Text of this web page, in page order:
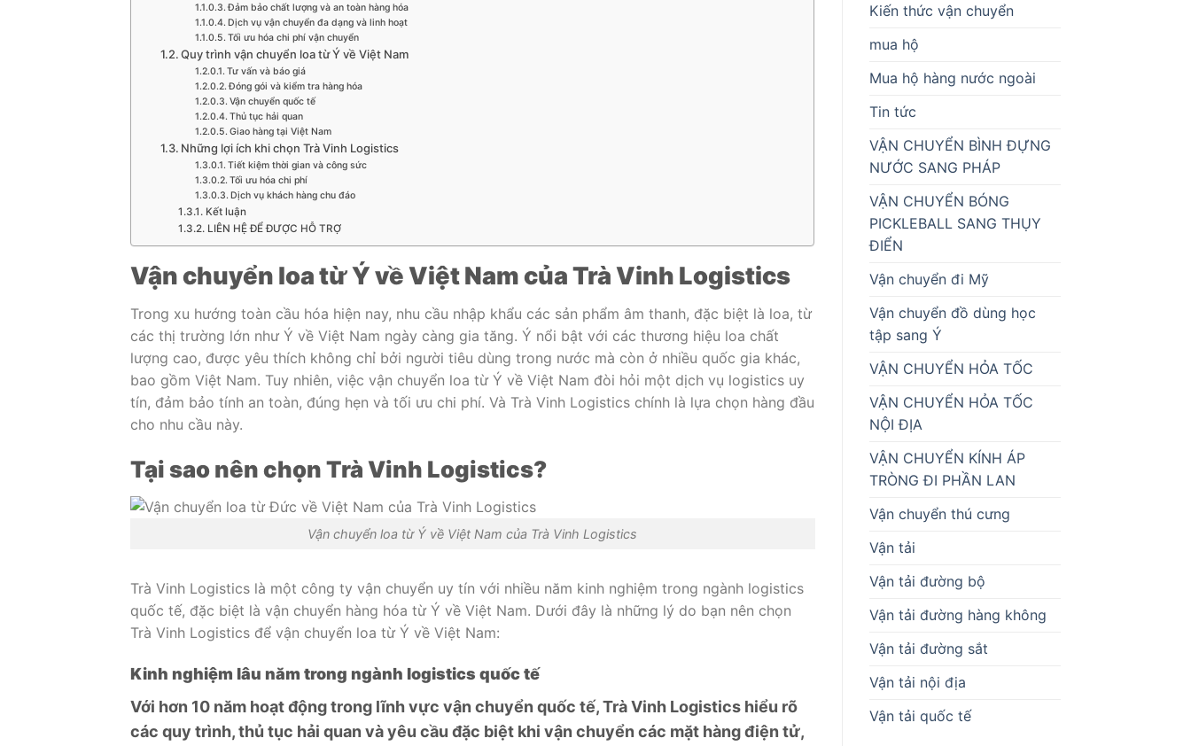
Đảm bảo chất lượng và an toàn hàng hóa
Dịch vụ vận chuyển đa dạng và linh hoạt
Tối ưu hóa chi phí vận chuyển
Quy trình vận chuyển loa từ Ý về Việt Nam
Tư vấn và báo giá
Đóng gói và kiểm tra hàng hóa
Vận chuyển quốc tế
Thủ tục hải quan
Giao hàng tại Việt Nam
Những lợi ích khi chọn Trà Vinh Logistics
Tiết kiệm thời gian và công sức
Tối ưu hóa chi phí
Dịch vụ khách hàng chu đáo
Kết luận
LIÊN HỆ ĐỂ ĐƯỢC HỖ TRỢ
Vận chuyển loa từ Ý về Việt Nam của Trà Vinh Logistics
Trong xu hướng toàn cầu hóa hiện nay, nhu cầu nhập khẩu các sản phẩm âm thanh, đặc biệt là loa, từ
các thị trường lớn như Ý về Việt Nam ngày càng gia tăng. Ý nổi bật với các thương hiệu loa chất
lượng cao, được yêu thích không chỉ bởi người tiêu dùng trong nước mà còn ở nhiều quốc gia khác,
bao gồm Việt Nam. Tuy nhiên, việc vận chuyển loa từ Ý về Việt Nam đòi hỏi một dịch vụ logistics uy
tín, đảm bảo tính an toàn, đúng hẹn và tối ưu chi phí. Và Trà Vinh Logistics chính là lựa chọn hàng đầu
cho nhu cầu này.
Tại sao nên chọn Trà Vinh Logistics?
Vận chuyển loa từ Ý về Việt Nam của Trà Vinh Logistics
Trà Vinh Logistics là một công ty vận chuyển uy tín với nhiều năm kinh nghiệm trong ngành logistics
quốc tế, đặc biệt là vận chuyển hàng hóa từ Ý về Việt Nam. Dưới đây là những lý do bạn nên chọn
Trà Vinh Logistics để vận chuyển loa từ Ý về Việt Nam:
Kinh nghiệm lâu năm trong ngành logistics quốc tế
Với hơn 10 năm hoạt động trong lĩnh vực vận chuyển quốc tế, Trà Vinh Logistics hiểu rõ
các quy trình, thủ tục hải quan và yêu cầu đặc biệt khi vận chuyển các mặt hàng điện tử,
Kiến thức vận chuyển
mua hộ
Mua hộ hàng nước ngoài
Tin tức
VẬN CHUYỂN BÌNH ĐỰNG
NƯỚC SANG PHÁP
VẬN CHUYỂN BÓNG
PICKLEBALL SANG THỤY
ĐIỂN
Vận chuyển đi Mỹ
Vận chuyển đồ dùng học
tập sang Ý
VẬN CHUYỂN HỎA TỐC
VẬN CHUYỂN HỎA TỐC
NỘI ĐỊA
VẬN CHUYỂN KÍNH ÁP
TRÒNG ĐI PHẦN LAN
Vận chuyển thú cưng
Vận tải
Vận tải đường bộ
Vận tải đường hàng không
Vận tải đường sắt
Vận tải nội địa
Vận tải quốc tế